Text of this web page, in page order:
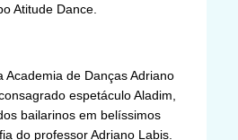
Atitude Dance.
Academia de Danças Adriano
espetáculo Aladim,
bailarinos em belíssimos
do professor Adriano Labis.